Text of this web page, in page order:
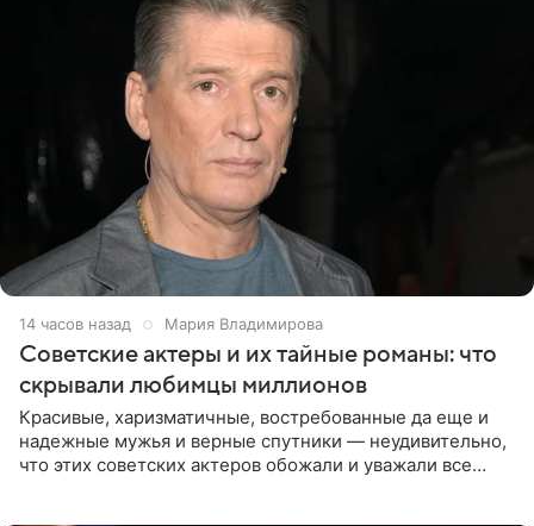
14 часов назад Мария Владимирова
Советские актеры и их тайные романы: что
скрывали любимцы миллионов
Красивые, харизматичные, востребованные да еще и
надежные мужья и верные спутники — неудивительно,
что этих советских актеров обожали и уважали все